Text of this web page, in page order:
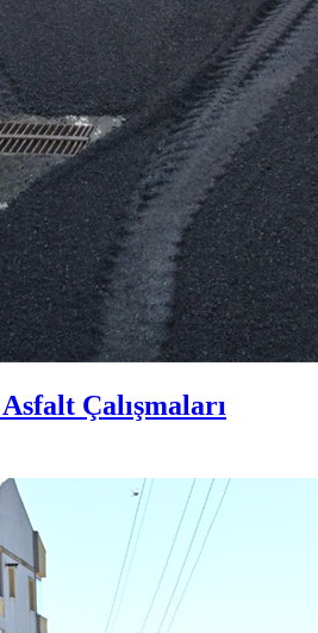
Çalışmaları